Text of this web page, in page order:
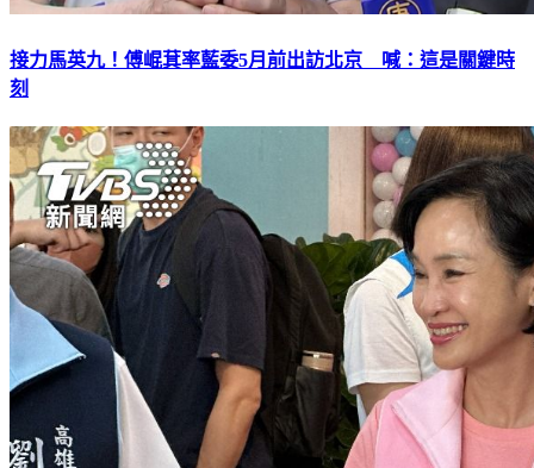
接力馬英九！傅崐萁率藍委5月前出訪北京 喊：這是關鍵時
刻